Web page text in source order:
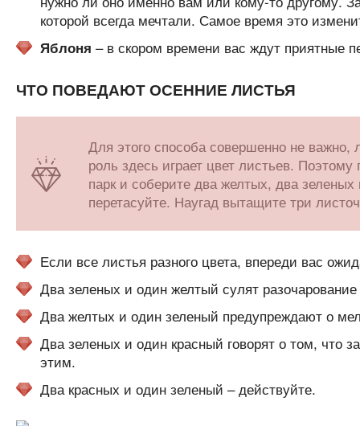
которой всегда мечтали. Самое время это
Яблоня – в скором времени вас ждут приятные
ЧТО ПОВЕДАЮТ ОСЕННИЕ ЛИСТЬЯ
Для этого способа совершенно не важно,
роль здесь играет цвет листьев.
парк и соберите два желтых, два
перетасуйте. Наугад вытащите три
Если все листья разного цвета, впереди вас
Два зеленых и один желтый сулят
Два желтых и один зеленый предупреждают о
Два зеленых и один красный говорят о том, что
этим.
Два красных и один зеленый – действуйте.